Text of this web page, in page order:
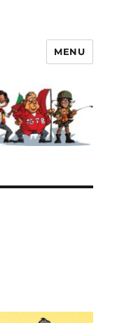
MENU